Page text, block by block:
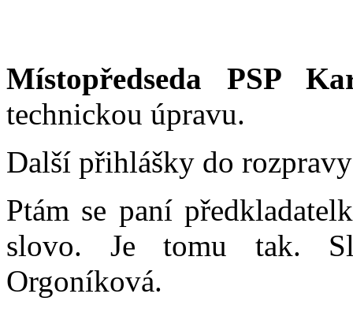
Místopředseda PSP
technickou úpravu.
Další přihlášky do
Ptám se paní
slovo. Je tomu tak.
Orgoníková.